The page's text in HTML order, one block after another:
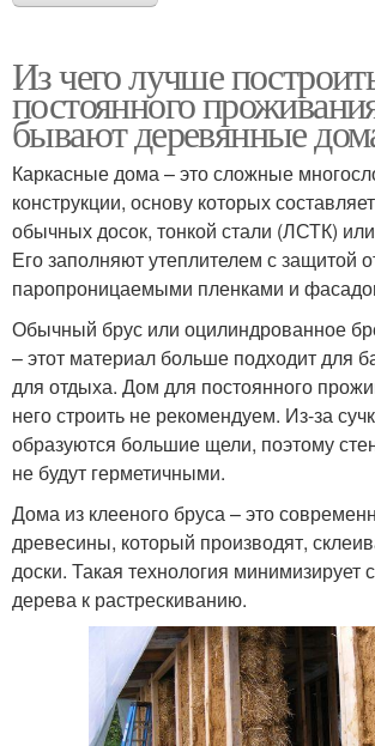
Из чего лучше
постоянного
бывают деревянные
Каркасные дома – это сложные
конструкции, основу которых
обычных досок, тонкой стали (ЛСТК)
Его заполняют утеплителем с защитой
паропроницаемыми пленками и
Обычный брус или оцилиндрованное
– этот материал больше подходит для
для отдыха. Дом для постоянного
него строить не рекомендуем. Из-за
образуются большие щели, поэтому
не будут герметичными.
Дома из клееного бруса – это
древесины, который производят,
доски. Такая технология минимизирует
дерева к растрескиванию.